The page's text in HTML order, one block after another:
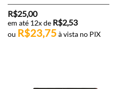
R$25,00
em até 12x de R$2,53
ou R$23,75 à vista no PIX